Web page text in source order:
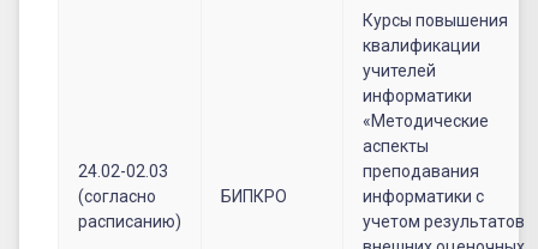
24.02-02.03
(согласно
расписанию)
БИПКРО
Курсы повышения
квалификации
учителей
информатики
«Методические
аспекты
преподавания
информатики с
учетом результатов